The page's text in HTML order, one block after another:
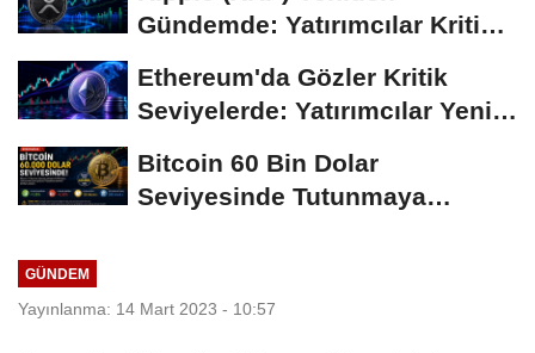
Gündemde: Yatırımcılar Kritik
Ethereum'da Gözler Kritik
Seviyelerde: Yatırımcılar Yeni
Bitcoin 60 Bin Dolar
Seviyesinde Tutunmaya
GÜNDEM
Yayınlanma: 14 Mart 2023 - 10:57